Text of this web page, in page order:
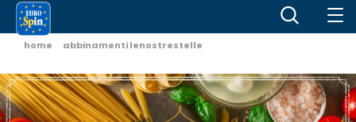
home abbinamenti lenostrestelle